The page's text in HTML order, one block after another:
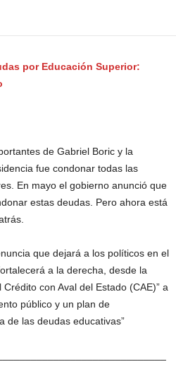
por Educación Superior:
de Gabriel Boric y la
fue condonar todas las
En mayo el gobierno anunció que
estas deudas. Pero ahora está
que dejará a los políticos en el
a la derecha, desde la
con Aval del Estado (CAE)” a
público y un plan de
de las deudas educativas”